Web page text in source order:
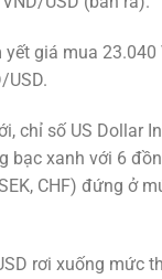
yết giá mua 23.040
USD.
chỉ số US Dollar
bạc xanh với 6
SEK, CHF) đứng ở
rơi xuống mức